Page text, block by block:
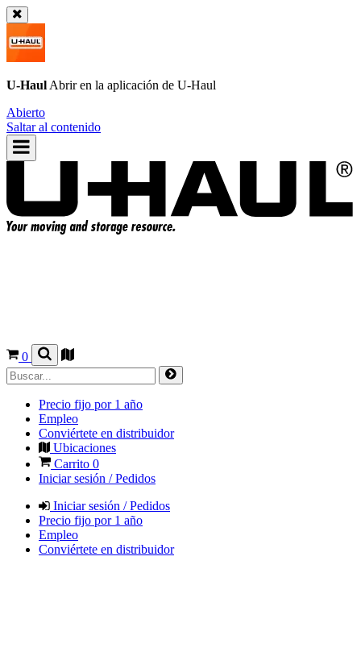
U-Haul Abrir en la aplicación de U-Haul
Abierto
Saltar al contenido
0
Precio fijo por 1 año
Empleo
Conviértete en distribuidor
Ubicaciones
Carrito 0
Iniciar sesión / Pedidos
Iniciar sesión / Pedidos
Precio fijo por 1 año
Empleo
Conviértete en distribuidor